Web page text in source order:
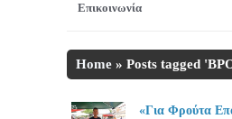
Επικοινωνία
Home » Posts tagged
«Για Φρούτα